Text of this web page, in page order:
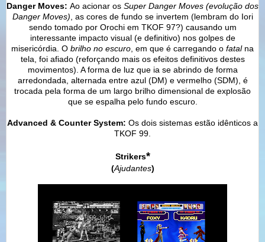
Danger Moves: Ao acionar os Super Danger Moves (evolução dos
Danger Moves) , as cores de fundo se invertem (lembram do Iori
sendo tomado por Orochi em TKOF 97?) causando um
interessante impacto visual (e definitivo) nos golpes de
misericórdia. O brilho no escuro , em que é carregando o fatalna
tela, foi afiado (reforçando mais os efeitos definitivos destes
movimentos). A forma de luz que ia se abrindo de forma
arredondada, alternada entre azul (DM) e vermelho (SDM), é
trocada pela forma de um largo brilho dimensional de explosão
que se espalha pelo fundo escuro.
Advanced & Counter System: Os dois sistemas estão idênticos a
TKOF 99.
Strikers*
(Ajudantes)